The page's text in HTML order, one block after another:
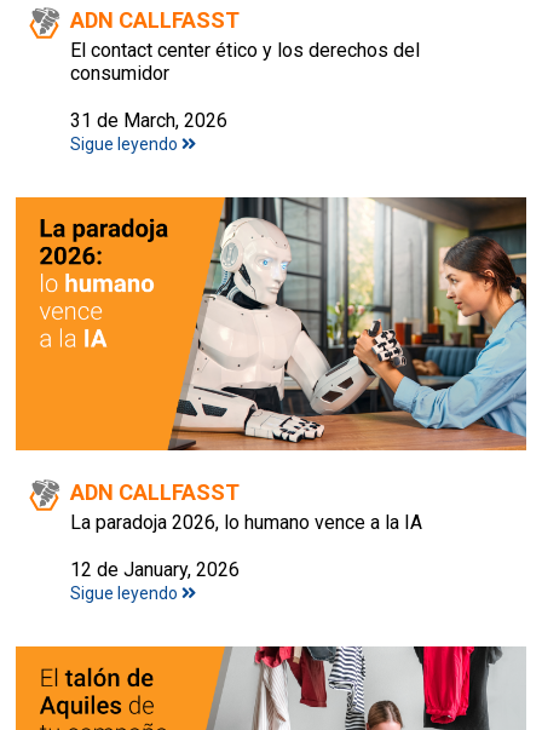
ADN CALLFASST
El contact center ético y los derechos del
consumidor
31 de March, 2026
Sigue leyendo
ADN CALLFASST
La paradoja 2026, lo humano vence a la IA
12 de January, 2026
Sigue leyendo